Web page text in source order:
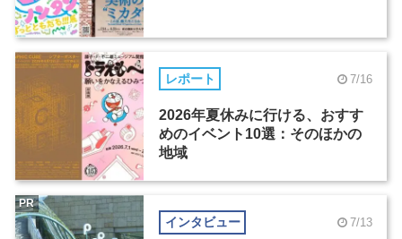
レポート 7/16
2026年夏休みに行ける、おすす
めのイベント10選：そのほかの
地域
インタビュー 7/13
PR